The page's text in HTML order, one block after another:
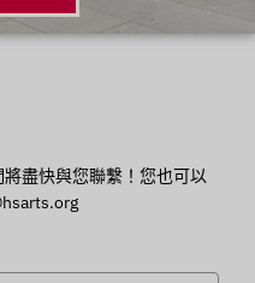
盡快與您聯繫！您也可以